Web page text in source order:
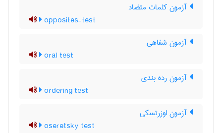
آزمون کلمات متضاد
opposites-test
آزمون شفاهی
oral test
آزمون رده بندی
ordering test
آزمون اوزرتسکی
oseretsky test